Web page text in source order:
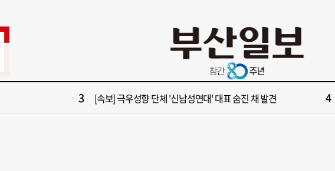
[속보] 폭염 부추기는 제13호 태풍 '돌핀' 이동경로 유동적…북쪽으로 꺾일까
[속보] 극우성향 단체 '신남성연대' 대표 숨진 채 발견
5 "아들 결혼했는데, 또"…퇴임 앞두고 가짜 청첩장 뿌린 초등 교장 송치 6